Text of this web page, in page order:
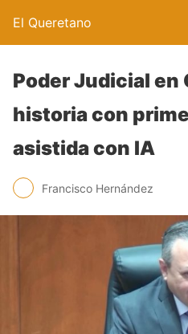
El Queretano
Poder Judicial en
historia con
asistida con IA
Francisco Hernández